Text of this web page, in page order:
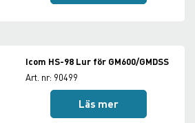
Icom HS-98 Lur för GM600/GMDSS
Art. nr: 90499
Läs mer